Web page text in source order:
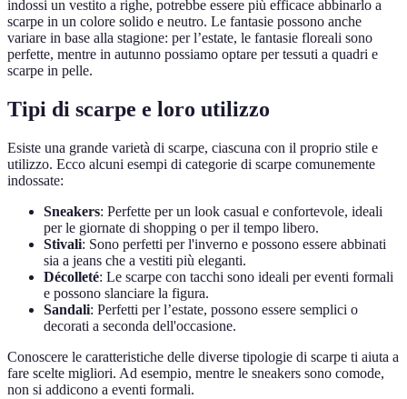
indossi un vestito a righe, potrebbe essere più efficace abbinarlo a
scarpe in un colore solido e neutro. Le fantasie possono anche
variare in base alla stagione: per l’estate, le fantasie floreali sono
perfette, mentre in autunno possiamo optare per tessuti a quadri e
scarpe in pelle.
Tipi di scarpe e loro utilizzo
Esiste una grande varietà di scarpe, ciascuna con il proprio stile e
utilizzo. Ecco alcuni esempi di categorie di scarpe comunemente
indossate:
Sneakers: Perfette per un look casual e confortevole, ideali
per le giornate di shopping o per il tempo libero.
Stivali: Sono perfetti per l'inverno e possono essere abbinati
sia a jeans che a vestiti più eleganti.
Décolleté: Le scarpe con tacchi sono ideali per eventi formali
e possono slanciare la figura.
Sandali: Perfetti per l’estate, possono essere semplici o
decorati a seconda dell'occasione.
Conoscere le caratteristiche delle diverse tipologie di scarpe ti aiuta a
fare scelte migliori. Ad esempio, mentre le sneakers sono comode,
non si addicono a eventi formali.